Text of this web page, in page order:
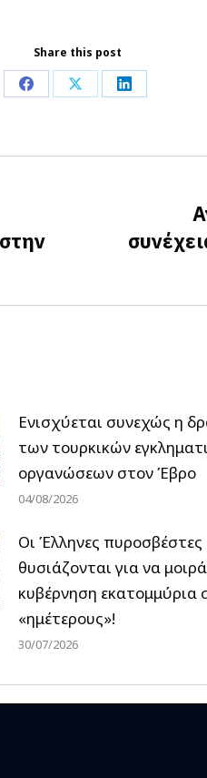
Share this post
Share
Facebook
Share
X
Share
LinkedIn
Next
Ενισχύεται συνεχώς η
των τουρκικών
οργανώσεων στον Έβρο
04/08/2026
Οι Έλληνες πυροσβέστες
θυσιάζονται για να
κυβέρνηση εκατομμύρια
«ημέτερους»!
30/07/2026